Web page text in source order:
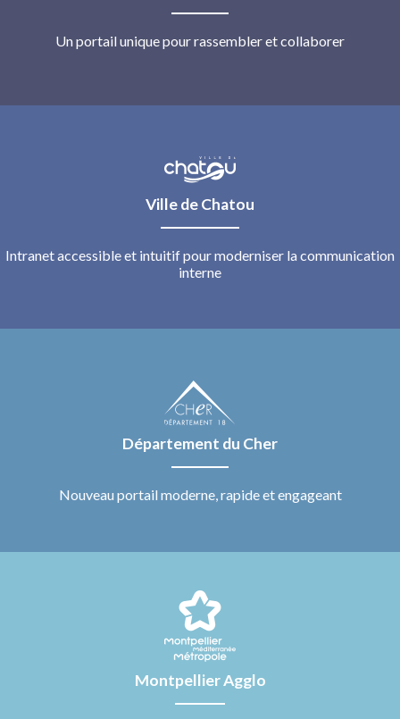
Un portail unique pour rassembler et collaborer
Ville de Chatou
Intranet accessible et intuitif pour moderniser la communication
interne
Département du Cher
Nouveau portail moderne, rapide et engageant
Montpellier Agglo